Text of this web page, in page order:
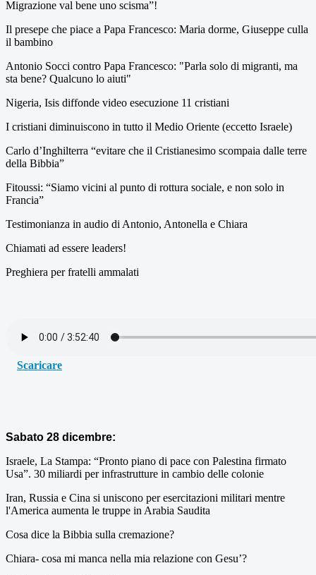
Migrazione val bene uno scisma”!
Il presepe che piace a Papa Francesco: Maria dorme, Giuseppe culla
il bambino
Antonio Socci contro Papa Francesco: "Parla solo di migranti, ma
sta bene? Qualcuno lo aiuti"
Nigeria, Isis diffonde video esecuzione 11 cristiani
I cristiani diminuiscono in tutto il Medio Oriente (eccetto Israele)
Carlo d’Inghilterra “evitare che il Cristianesimo scompaia dalle terre
della Bibbia”
Fitoussi: “Siamo vicini al punto di rottura sociale, e non solo in
Francia”
Testimonianza in audio di Antonio, Antonella e Chiara
Chiamati ad essere leaders!
Preghiera per fratelli ammalati
Scaricare
Sabato 28 dicembre:
Israele, La Stampa: “Pronto piano di pace con Palestina firmato
Usa”. 30 miliardi per infrastrutture in cambio delle colonie
Iran, Russia e Cina si uniscono per esercitazioni militari mentre
l'America aumenta le truppe in Arabia Saudita
Cosa dice la Bibbia sulla cremazione?
Chiara- cosa mi manca nella mia relazione con Gesu’?